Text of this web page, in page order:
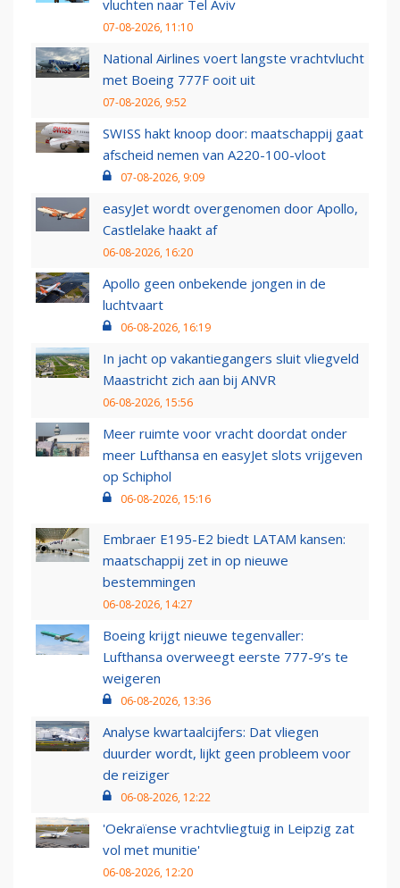
vluchten naar Tel Aviv
07-08-2026, 11:10
National Airlines voert langste vrachtvlucht
met Boeing 777F ooit uit
07-08-2026, 9:52
SWISS hakt knoop door: maatschappij gaat
afscheid nemen van A220-100-vloot
07-08-2026, 9:09
easyJet wordt overgenomen door Apollo,
Castlelake haakt af
06-08-2026, 16:20
Apollo geen onbekende jongen in de
luchtvaart
06-08-2026, 16:19
In jacht op vakantiegangers sluit vliegveld
Maastricht zich aan bij ANVR
06-08-2026, 15:56
Meer ruimte voor vracht doordat onder
meer Lufthansa en easyJet slots vrijgeven
op Schiphol
06-08-2026, 15:16
Embraer E195-E2 biedt LATAM kansen:
maatschappij zet in op nieuwe
bestemmingen
06-08-2026, 14:27
Boeing krijgt nieuwe tegenvaller:
Lufthansa overweegt eerste 777-9’s te
weigeren
06-08-2026, 13:36
Analyse kwartaalcijfers: Dat vliegen
duurder wordt, lijkt geen probleem voor
de reiziger
06-08-2026, 12:22
'Oekraïense vrachtvliegtuig in Leipzig zat
vol met munitie'
06-08-2026, 12:20